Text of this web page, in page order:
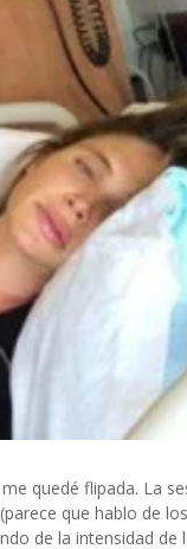
quedé flipada. La
que hablo de
de la intensidad de